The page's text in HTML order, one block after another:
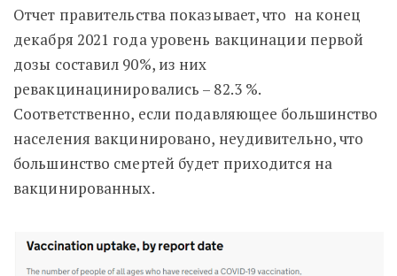
Отчет правительства показывает, что на конец
декабря 2021 года уровень вакцинации первой
дозы составил 90%, из них
ревакцинацинировались – 82.3 %.
Соответственно, если подавляющее большинство
населения вакцинировано, неудивительно, что
большинство смертей будет приходится на
вакцинированных.